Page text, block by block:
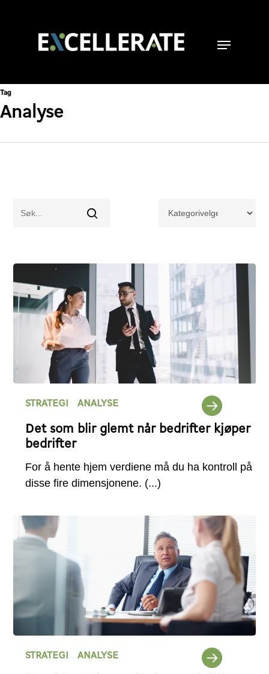
Tag
Analyse
STRATEGI ANALYSE
Det som blir glemt når bedrifter kjøper
bedrifter
For å hente hjem verdiene må du ha kontroll på
disse fire dimensjonene.
STRATEGI ANALYSE